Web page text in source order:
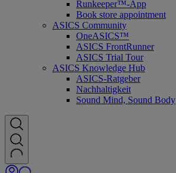
Runkeeper™-App
Book store appointment
ASICS Community
OneASICS™
ASICS FrontRunner
ASICS Trial Tour
ASICS Knowledge Hub
ASICS-Ratgeber
Nachhaltigkeit
Sound Mind, Sound Body